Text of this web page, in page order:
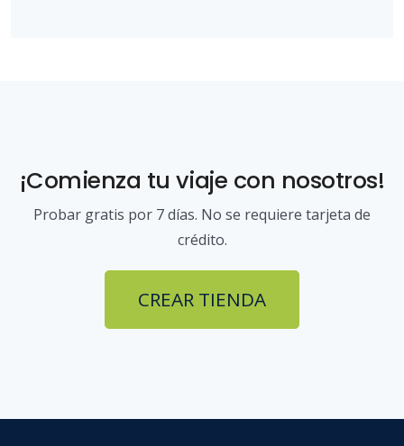
¡Comienza tu viaje con nosotros!
Probar gratis por 7 días. No se requiere tarjeta de
crédito.
CREAR TIENDA